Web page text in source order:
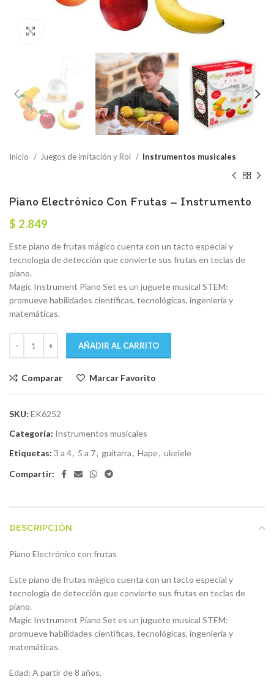
Inicio Juegos de imitación y Rol Instrumentos musicales
Piano Electrónico Con Frutas – Instrumento
$ 2.849
Este piano de frutas mágico cuenta con un tacto especial y
tecnología de detección que convierte sus frutas en teclas de
piano.
Magic Instrument Piano Set es un juguete musical STEM:
promueve habilidades científicas, tecnológicas, ingeniería y
matemáticas.
AÑADIR AL CARRITO
Comparar Marcar Favorito
SKU: EK6252
Categoría: Instrumentos musicales
Etiquetas: 3 a 4, 5 a 7, guitarra, Hape, ukelele
Compartir:
DESCRIPCIÓN
Piano Electrónico con frutas
Este piano de frutas mágico cuenta con un tacto especial y
tecnología de detección que convierte sus frutas en teclas de
piano.
Magic Instrument Piano Set es un juguete musical STEM:
promueve habilidades científicas, tecnológicas, ingeniería y
matemáticas.
Edad: A partir de 8 años.